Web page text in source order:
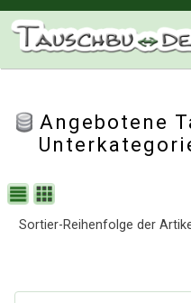
Angebotene
Sortier-Reihenfolge der